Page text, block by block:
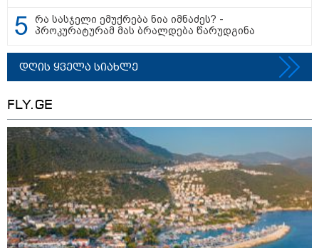
10:45 / 07-08-2026
"აშშ კვლავაც ღრმად
საქართველოს ტერიტორიის
განგრძობადი ოკუპაციით" -
აშშ-ის საელჩო
09:05 / 07-08-2026
მკვლელობა პირდაპირ ეთერში:
ცნობილ "ტიკტოკერს" ლაივის
დროს ესროლეს, ის ადგილზე
გარდაიცვალა - რას ამბობს
მომხდარზე მექსიკის პოლიცია
რა სასჯელი ემუქრება ნია იმნაძეს? -
პროკურატურამ მას ბრალდება წარუდგინა
დღის ყველა სიახლე
FLY.GE